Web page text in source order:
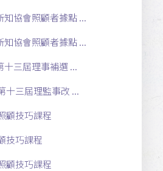
知協會照顧者據點 ...
知協會照顧者據點 ...
十三屆理事補選 ...
十三屆理監事改 ...
顧技巧課程
技巧課程
顧技巧課程